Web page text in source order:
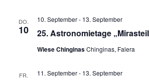
DO.
10 25. Astronomietage
10. September- 13. September
Wiese ChinginasChinginas, Falera
FR. 11. September- 13. September